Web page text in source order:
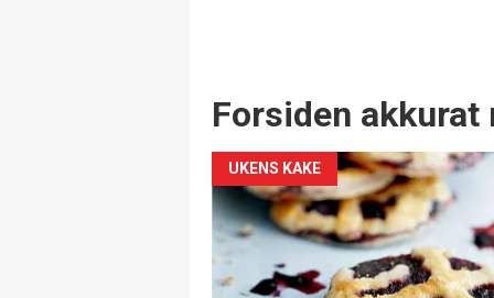
Forsiden akkurat
UKENS KAKE